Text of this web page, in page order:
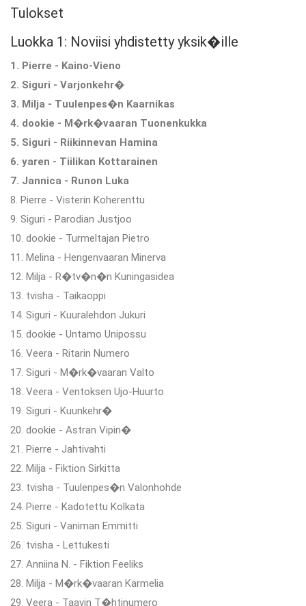
Tulokset
Luokka 1: Noviisi yhdistetty yksik�ille
1. Pierre - Kaino-Vieno
2. Siguri - Varjonkehr�
3. Milja - Tuulenpes�n Kaarnikas
4. dookie - M�rk�vaaran Tuonenkukka
5. Siguri - Riikinnevan Hamina
6. yaren - Tiilikan Kottarainen
7. Jannica - Runon Luka
8. Pierre - Visterin Koherenttu
9. Siguri - Parodian Justjoo
10. dookie - Turmeltajan Pietro
11. Melina - Hengenvaaran Minerva
12. Milja - R�tv�n�n Kuningasidea
13. tvisha - Taikaoppi
14. Siguri - Kuuralehdon Jukuri
15. dookie - Untamo Unipossu
16. Veera - Ritarin Numero
17. Siguri - M�rk�vaaran Valto
18. Veera - Ventoksen Ujo-Huurto
19. Siguri - Kuunkehr�
20. dookie - Astran Vipin�
21. Pierre - Jahtivahti
22. Milja - Fiktion Sirkitta
23. tvisha - Tuulenpes�n Valonhohde
24. Pierre - Kadotettu Kolkata
25. Siguri - Vaniman Emmitti
26. tvisha - Lettukesti
27. Anniina N. - Fiktion Feeliks
28. Milja - M�rk�vaaran Karmelia
29. Veera - Taavin T�htinumero